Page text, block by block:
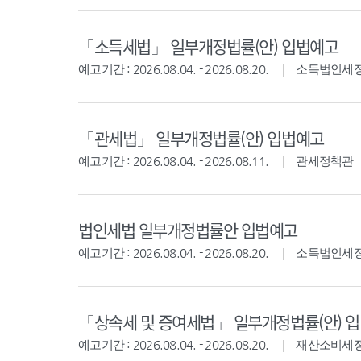
「소득세법」 일부개정법률(안) 입법예고
예고기간 : 2026.08.04. - 2026.08.20. 소득법인세
「관세법」 일부개정법률(안) 입법예고
예고기간 : 2026.08.04. - 2026.08.11. 관세정책관
법인세법 일부개정법률안 입법예고
예고기간 : 2026.08.04. - 2026.08.20. 소득법인세
「상속세 및 증여세법」 일부개정법률(안)
예고기간 : 2026.08.04. - 2026.08.20. 재산소비세